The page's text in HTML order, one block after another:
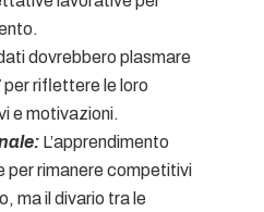
dovrebbero plasmare
riflettere le loro
e motivazioni.
L’apprendimento
per rimanere competitivi
ma il divario tra le